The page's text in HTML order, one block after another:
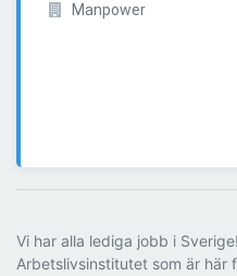
Manpower
Vi har alla lediga jobb i
Arbetslivsinstitutet som är